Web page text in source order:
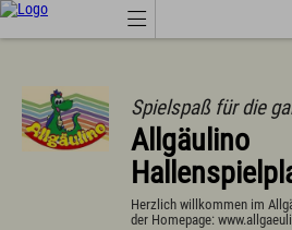
Webcams
Natürlich(er)leben
Veranstaltungen
Spielspaß für die
Allgäulino
Herzlich willkommen im
der Homepage: